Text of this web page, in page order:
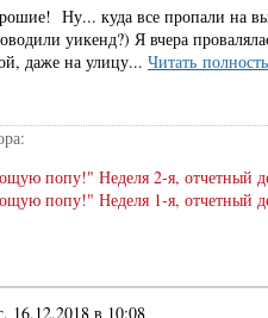
Ну... куда все пропали на
уикенд?) Я вчера
даже на улицу... Читать
попу!" Неделя 2-я, отчетный
попу!" Неделя 1-я, отчетный
16.12.2018 в 10:08